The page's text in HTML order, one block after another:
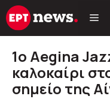
Μετάβαση
σε
1ο Aegina
καλοκαίρι
σημείο της